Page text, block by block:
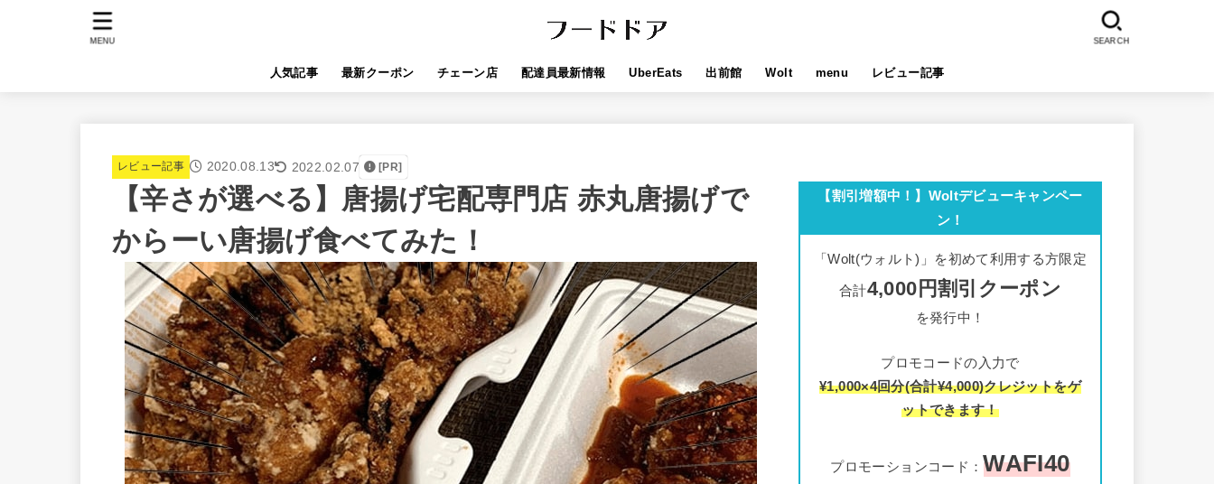
人気記事 最新クーポン チェーン店 配達員最新情報 UberEats 出前館 Wolt menu レビュー記事
SEARCH
MENU
レビュー記事 2020.08.13 2022.02.07 [PR]
【辛さが選べる】唐揚げ宅配専門店 赤丸唐揚げで
からーい唐揚げ食べてみた！
【割引増額中！】Woltデビューキャンペー
ン！
「Wolt(ウォルト)」を初めて利用する方限定
合計4,000円割引クーポン
を発行中！
プロモコードの入力で
¥1,000×4回分(合計¥4,000)クレジットをゲ
ットできます！
プロモーションコード： WAFI40